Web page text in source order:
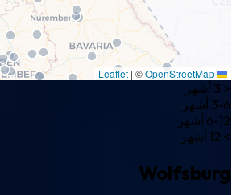
| ©OpenStreetMap
< 3 أشهر
3-6 أشهر
6-12 أشهر
> 12 أشهر
Wolfsburg